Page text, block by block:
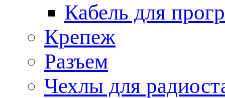
Кабель для
Крепеж
Разъем
Чехлы для